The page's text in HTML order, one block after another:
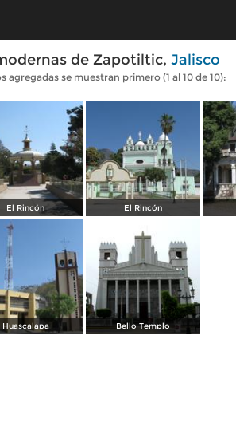
de Zapotiltic, Jalisco
agregadas se muestran primero (1 al 10 de 10):
El Rincón El Rincón
Huascalapa Bello Templo